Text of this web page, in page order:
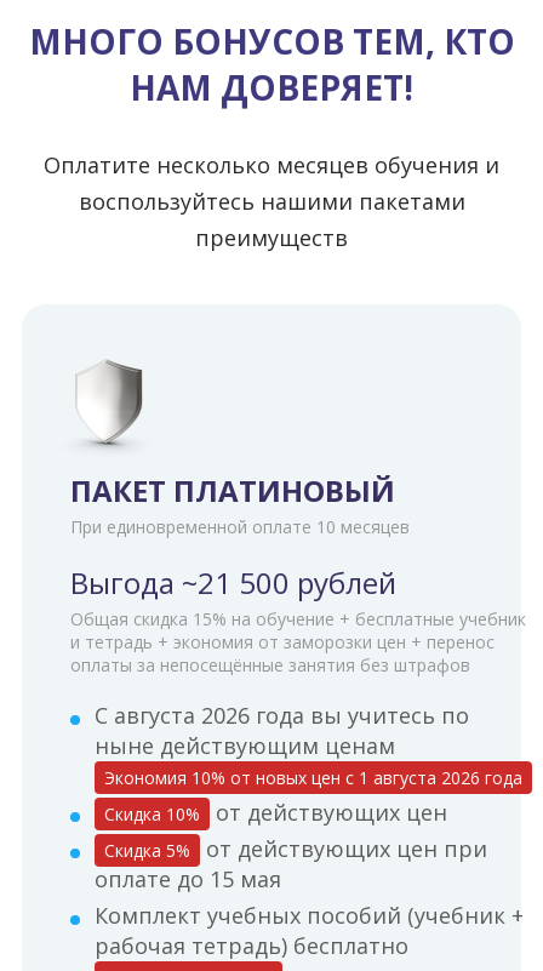
МНОГО БОНУСОВ ТЕМ, КТО
НАМ ДОВЕРЯЕТ!
Оплатите несколько месяцев обучения и
воспользуйтесь нашими пакетами
преимуществ
ПАКЕТ ПЛАТИНОВЫЙ
При единовременной оплате 10 месяцев
Выгода ~21 500 рублей
Общая скидка 15% на обучение + бесплатные учебник
и тетрадь + экономия от заморозки цен + перенос
оплаты за непосещённые занятия без штрафов
С августа 2026 года вы учитесь по
ныне действующим ценам
Экономия 10% от новых цен с 1 августа 2026 года
Cкидка 10%
от действующих цен
Cкидка 5%
от действующих цен при
оплате до 15 мая
Комплект учебных пособий (учебник +
рабочая тетрадь) бесплатно